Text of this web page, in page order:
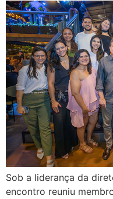
Sob a liderança da
encontro reuniu